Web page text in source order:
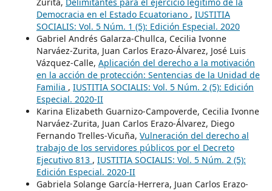
Democracia en el Estado Ecuatoriano , IUSTITIA
SOCIALIS: Vol. 5 Núm. 1 (5): Edición Especial. 2020
Gabriel Andrés Galarza-Chullca, Cecilia Ivonne
Narváez-Zurita, Juan Carlos Erazo-Álvarez, José Luis
Vázquez-Calle, Aplicación del derecho a la motivación
en la acción de protección: Sentencias de la Unidad de
Familia , IUSTITIA SOCIALIS: Vol. 5 Núm. 2 (5): Edición
Especial. 2020-II
Karina Elizabeth Guarnizo-Campoverde, Cecilia Ivonne
Narváez-Zurita, Juan Carlos Erazo-Álvarez, Diego
Fernando Trelles-Vicuña, Vulneración del derecho al
trabajo de los servidores públicos por el Decreto
Ejecutivo 813 , IUSTITIA SOCIALIS: Vol. 5 Núm. 2 (5):
Edición Especial. 2020-II
Gabriela Solange García-Herrera, Juan Carlos Erazo-